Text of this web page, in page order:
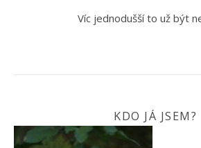
Víc jednodušší to už být
KDO JÁ JSEM?